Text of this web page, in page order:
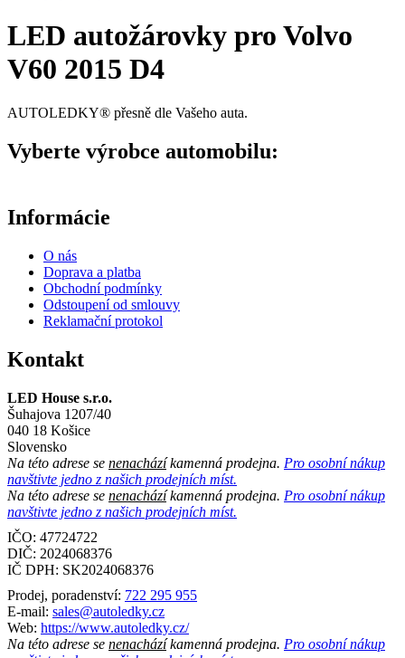
LED autožárovky pro Volvo
V60 2015 D4
AUTOLEDKY® přesně dle Vašeho auta.
Vyberte výrobce automobilu:
Informácie
O nás
Doprava a platba
Obchodní podmínky
Odstoupení od smlouvy
Reklamační protokol
Kontakt
LED House s.r.o.
Šuhajova 1207/40
040 18 Košice
Slovensko
Na této adrese se nenacházíkamenná prodejna. Pro osobní nákup
navštivte jedno z našich prodejních míst.
Na této adrese se nenacházíkamenná prodejna. Pro osobní nákup
navštivte jedno z našich prodejních míst.
IČO: 47724722
DIČ: 2024068376
IČ DPH: SK2024068376
Prodej, poradenství: 722 295 955
E-mail: sales@autoledky.cz
Web: https://www.autoledky.cz/
Na této adrese se nenacházíkamenná prodejna. Pro osobní nákup